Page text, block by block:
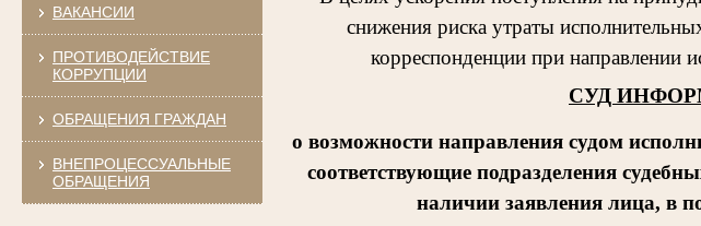
ВАКАНСИИ
ПРОТИВОДЕЙСТВИЕ
КОРРУПЦИИ
ОБРАЩЕНИЯ ГРАЖДАН
ВНЕПРОЦЕССУАЛЬНЫЕ
ОБРАЩЕНИЯ
снижения риска утраты
корреспонденции при направлении
СУД
о возможности направления судом
соответствующие подразделения
наличии заявления лица, в